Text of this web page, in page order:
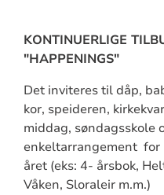
KONTINUERLIGE
"HAPPENINGS"
Det inviteres til dåp,
kor, speideren,
middag, søndagsskole
enkeltarrangement for
året (eks: 4- årsbok,
Våken, Sloraleir m.m.)